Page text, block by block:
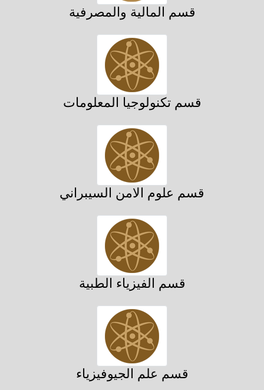
قسم المالية والمصرفية
قسم تكنولوجيا المعلومات
قسم علوم الامن السيبراني
قسم الفيزياء الطبية
قسم علم الجيوفيزياء